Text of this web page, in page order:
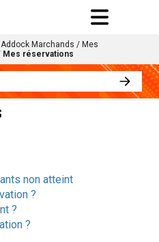
Marchands / Mes
Mes réservations
non atteint
?​
?
?